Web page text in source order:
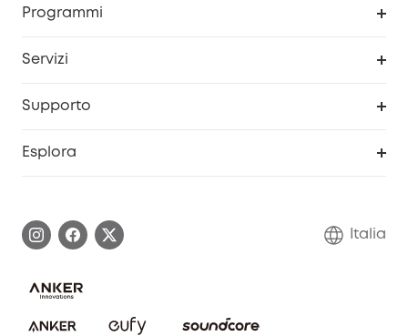
Programmi
Servizi
Supporto
Annulla ordine
Esplora
Contattaci
Italia